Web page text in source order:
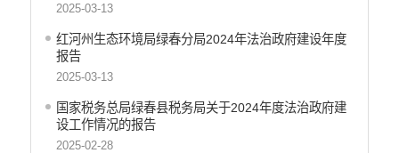
2025-03-13
红河州生态环境局绿春分局2024年法治政府建设年度
报告
2025-03-13
国家税务总局绿春县税务局关于2024年度法治政府建
设工作情况的报告
2025-02-28